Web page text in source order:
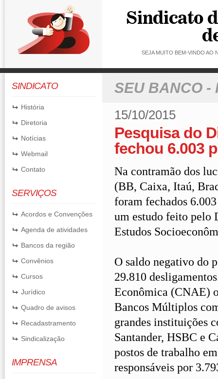
SEJA MUITO BEM-VINDO
SINDICATO
História
Diretoria
Notícias
Webmail
Contato
SERVIÇOS
Acordos e Convenções
Agenda de atividades
Bancos da região
Convênios
Cursos
Jurídico
Quadro de avisos
Recadastramento
Sindicalização
IMPRENSA
SEU BANCO -
15/10/2015
Pesquisa do
fechou 6.003
Na contramão dos
(BB, Caixa, Itaú,
foram fechados
um estudo feito pelo
Estudos
O saldo negativo do
29.810
Econômica (CNAE)
Bancos Múltiplos
grandes instituições
Santander, HSBC e
postos de trabalho
responsáveis por